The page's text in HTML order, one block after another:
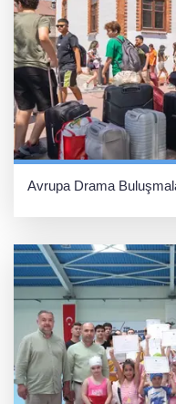
Avrupa Drama